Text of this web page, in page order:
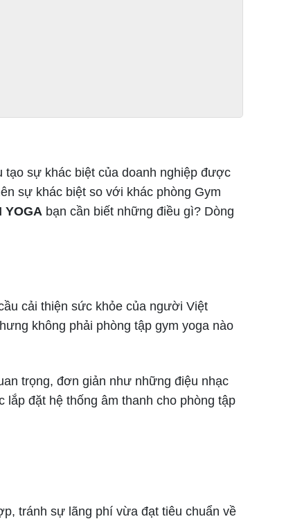
tạo sự khác biệt của doanh nghiệp được
sự khác biệt so với khác phòng Gym
YOGA bạn cần biết những điều gì? Dòng
cải thiện sức khỏe của người Việt
không phải phòng tập gym yoga nào
trọng, đơn giản như những điệu nhạc
đặt hệ thống âm thanh cho phòng tập
tránh sự lãng phí vừa đạt tiêu chuẩn về